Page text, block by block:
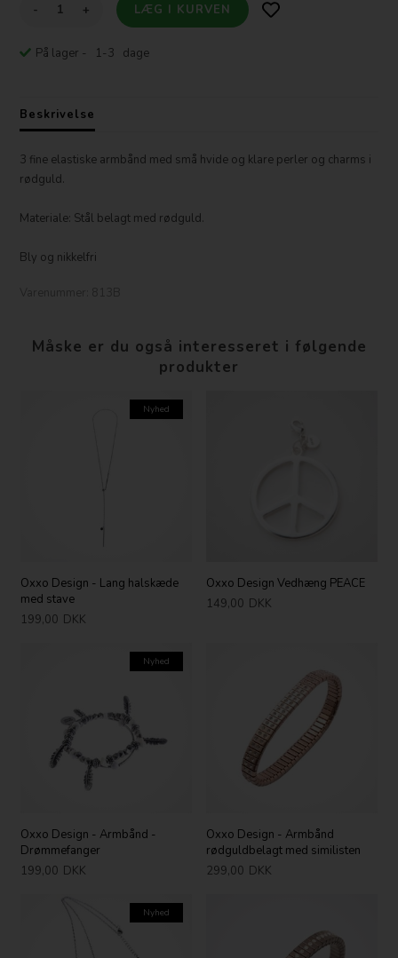
- +
På lager - 1-3 dage
Beskrivelse
3 fine elastiske armbånd med små hvide og klare perler og charms i
rødguld.
Materiale: Stål belagt med rødguld.
Bly og nikkelfri
Måske er du også interesseret i følgende
produkter
Nyhed
Oxxo Design - Lang halskæde
med stave
199,00 DKK
Oxxo Design Vedhæng PEACE
149,00 DKK
Nyhed
Oxxo Design - Armbånd -
Drømmefanger
199,00 DKK
Oxxo Design - Armbånd
rødguldbelagt med similisten
299,00 DKK
Nyhed